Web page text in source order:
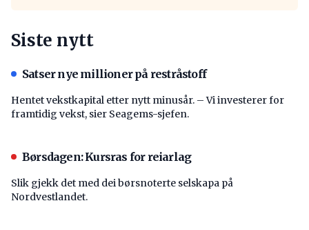
Siste nytt
Satser nye millioner på restråstoff
Hentet vekstkapital etter nytt minusår. – Vi investerer for
framtidig vekst, sier Seagems-sjefen.
Børsdagen: Kursras for reiarlag
Slik gjekk det med dei børsnoterte selskapa på
Nordvestlandet.